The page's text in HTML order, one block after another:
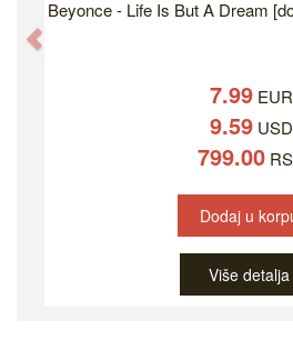
Beyonce - Life Is But A Dream
7.99 EUR
9.59 USD
799.00
Dodaj u
Više detalja